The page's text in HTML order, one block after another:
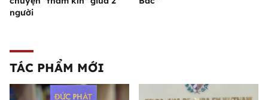
người
TÁC PHẨM MỚI